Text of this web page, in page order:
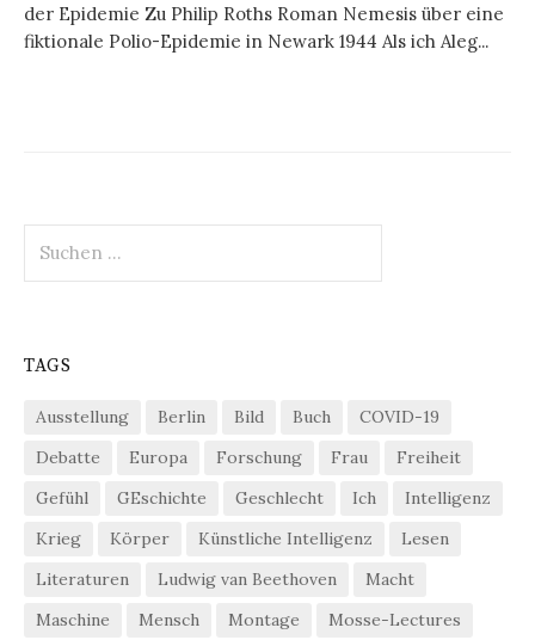
der Epidemie Zu Philip Roths Roman Nemesis über eine
fiktionale Polio-Epidemie in Newark 1944 Als ich Aleg...
nach:
TAGS
Ausstellung Berlin Bild Buch
COVID-19
Debatte
Europa Forschung Frau
Freiheit
Gefühl
GEschichte Geschlecht Ich
Intelligenz
Krieg
Körper Künstliche Intelligenz
Lesen
Literaturen
Ludwig van Beethoven
Macht
Maschine
Mensch Montage
Mosse-Lectures